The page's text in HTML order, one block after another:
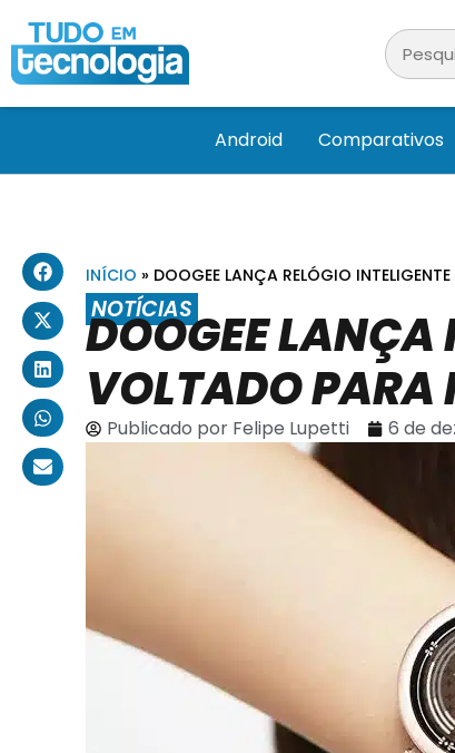
Android Comparativos
INÍCIO » DOOGEE LANÇA RELÓGIO
NOTÍCIAS
DOOGEE LANÇA
VOLTADO PARA
Publicado porFelipe Lupetti 6 de